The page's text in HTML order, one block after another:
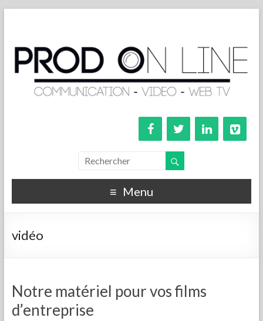
Menu
vidéo
Notre matériel pour vos films
d’entreprise